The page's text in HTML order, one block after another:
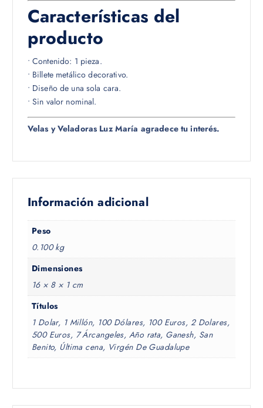
Características del
producto
• Contenido: 1 pieza.
• Billete metálico decorativo.
• Diseño de una sola cara.
• Sin valor nominal.
Velas y Veladoras Luz María agradece tu interés.
Información adicional
Peso
0.100 kg
Dimensiones
16 × 8 × 1 cm
Títulos
1 Dolar, 1 Millón, 100 Dólares, 100 Euros, 2 Dolares,
500 Euros, 7 Árcangeles, Año rata, Ganesh, San
Benito, Última cena, Virgén De Guadalupe